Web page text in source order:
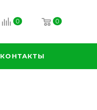
0 0
КОНТАКТЫ